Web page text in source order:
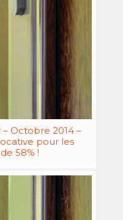
Octobre 2014 –
pour les
58% !